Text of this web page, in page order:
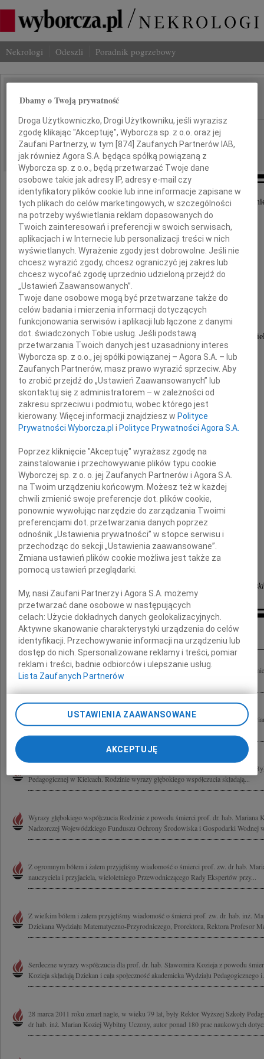
Nekrologi Odeszli Poradnik pogrzebowy
IMIĘ I NAZWISKO: Marian Koziej
REGION: Kielce
DATA EMISJI: 31.03.2011
Z wielkim smutkiem przyjęliśmy wiadomość o
prof. zw. dr. hab. inż.
Mariana Kozieja
Byłego Rektora Wyższej Szkoły Pedagogicznej w
Wychowawcy młodzieży kieleckich uczelni
Rodzinie i Bliskim
składają
Adam Jarubas
Marszałek Województwa Świętokrzyskiego
Przewodniczący Sejmiku Województwa
Inne kondolencje
Wyrazy głębokiego współczucia dla prof. dr. hab. Sławomira Kozieja z powodu
Kozieja składają koleżanki z Zakładu Dydaktyki Ogólnej i Wczesnej...
Z głębokim smutkiem przyjęliśmy wiadomość o śmierci prof. zw. dr. hab. inż.
Z żalem przyjęliśmy wiadomość o śmierci prof. zw. dr. hab. inż. Mariana Kozieja
Pedagogicznej w Kielcach. Rodzinie wyrazy głębokiego współczucia składają...
Wyrazy głębokiego współczucia Rodzinie z powodu śmierci prof. dr. hab. Mariana
Nadzorczej Wojewódzkiego Funduszu Ochrony Środowiska i Gospodarki Wodnej
Z ogromnym bólem i żalem przyjęliśmy wiadomość o śmierci prof. zw. dr hab.
nauczyciela i przyjaciela, wieloletniego Przewodniczącego Rady Ekspertów przy...
Z wielkim bólem i żalem przyjęliśmy wiadomość o śmierci prof. zw. dr. hab. inż.
Dziekana Wydziału Matematyczno-Przyrodniczego, Prorektora, Rektora Profesor
Serdeczne wyrazy współczucia dla prof. dr. hab. Sławomira Kozieja z powodu
Kozieja składają Dziekan i cała społeczność akademicka Wydziału Pedagogicznego
28 marca 2011 roku zmarł nagle, w wieku 79 lat, były Rektor Wyższej Szkoły
dr hab. inż. Marian Koziej Wybitny Uczony, autor ponad 180 prac naukowych
Dbamy o Twoją prywatność
Droga Użytkowniczko, Drogi Użytkowniku, jeśli wyrazisz
zgodę klikając "Akceptuję", Wyborcza sp. z o.o. oraz jej
Zaufani Partnerzy, w tym [874] Zaufanych Partnerów IAB,
jak również Agora S.A. będąca spółką powiązaną z
Wyborcza sp. z o.o., będą przetwarzać Twoje dane
osobowe takie jak adresy IP, adresy e-mail czy
identyfikatory plików cookie lub inne informacje zapisane w
tych plikach do celów marketingowych, w szczególności
na potrzeby wyświetlania reklam dopasowanych do
Twoich zainteresowań i preferencji w swoich serwisach,
aplikacjach i w Internecie lub personalizacji treści w nich
wyświetlanych. Wyrażenie zgody jest dobrowolne. Jeśli nie
chcesz wyrazić zgody, chcesz ograniczyć jej zakres lub
chcesz wycofać zgodę uprzednio udzieloną przejdź do
„Ustawień Zaawansowanych”.
Twoje dane osobowe mogą być przetwarzane także do
celów badania i mierzenia informacji dotyczących
funkcjonowania serwisów i aplikacji lub łączone z danymi
dot. świadczonych Tobie usług. Jeśli podstawą
przetwarzania Twoich danych jest uzasadniony interes
Wyborcza sp. z o.o., jej spółki powiązanej – Agora S.A. – lub
Zaufanych Partnerów, masz prawo wyrazić sprzeciw. Aby
to zrobić przejdź do „Ustawień Zaawansowanych” lub
skontaktuj się z administratorem – w zależności od
zakresu sprzeciwu i podmiotu, wobec którego jest
kierowany. Więcej informacji znajdziesz wPolityce
Prywatności Wyborcza.pl iPolityce Prywatności Agora S.A.
Poprzez kliknięcie "Akceptuję" wyrażasz zgodę na
zainstalowanie i przechowywanie plików typu cookie
Wyborczej sp. z o. o. jej Zaufanych Partnerów i Agora S.A.
na Twoim urządzeniu końcowym. Możesz też w każdej
chwili zmienić swoje preferencje dot. plików cookie,
ponownie wywołując narzędzie do zarządzania Twoimi
preferencjami dot. przetwarzania danych poprzez
odnośnik „Ustawienia prywatności” w stopce serwisu i
przechodząc do sekcji „Ustawienia zaawansowane”.
Zmiana ustawień plików cookie możliwa jest także za
pomocą ustawień przeglądarki.
My, nasi Zaufani Partnerzy i Agora S.A. możemy
przetwarzać dane osobowe w następujących
celach:Użycie dokładnych danych geolokalizacyjnych.
Aktywne skanowanie charakterystyki urządzenia do celów
identyfikacji. Przechowywanie informacji na urządzeniu lub
dostęp do nich. Spersonalizowane reklamy i treści, pomiar
reklam i treści, badnie odbiorców i ulepszanie usług.
Lista Zaufanych Partnerów
USTAWIENIA ZAAWANSOWANE
AKCEPTUJĘ